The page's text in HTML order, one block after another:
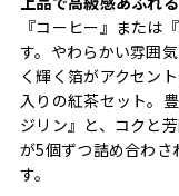
『コーヒー』または
す。やわらかい雰囲
く輝く箔がアクセン
入りの紅茶セット。
ジリン』と、コクと
が5個ずつ詰め合わさ
す。